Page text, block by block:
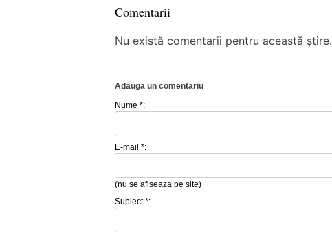
Comentarii
Nu există comentarii pentru această știre.
Adauga un comentariu
Nume *:
E-mail *:
(nu se afiseaza pe site)
Subiect *: